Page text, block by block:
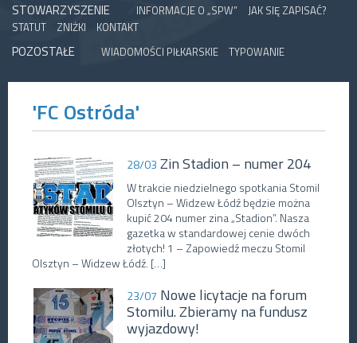
STOWARZYSZENIE INFORMACJE O „SPW”
JAK SIĘ ZAPISAĆ?
STATUT
ZNIŻKI KONTAKT
POZOSTAŁE WIADOMOŚCI PIŁKARSKIE TYPOWANIE
'FC Ostróda'
28/03 Zin Stadion – numer 204
W trakcie niedzielnego spotkania Stomil
Olsztyn – Widzew Łódź będzie można
kupić 204 numer zina „Stadion”. Nasza
gazetka w standardowej cenie dwóch
złotych! 1 – Zapowiedź meczu Stomil
Olsztyn – Widzew Łódź. […]
23/07 Nowe licytacje na forum
Stomilu. Zbieramy na fundusz
wyjazdowy!